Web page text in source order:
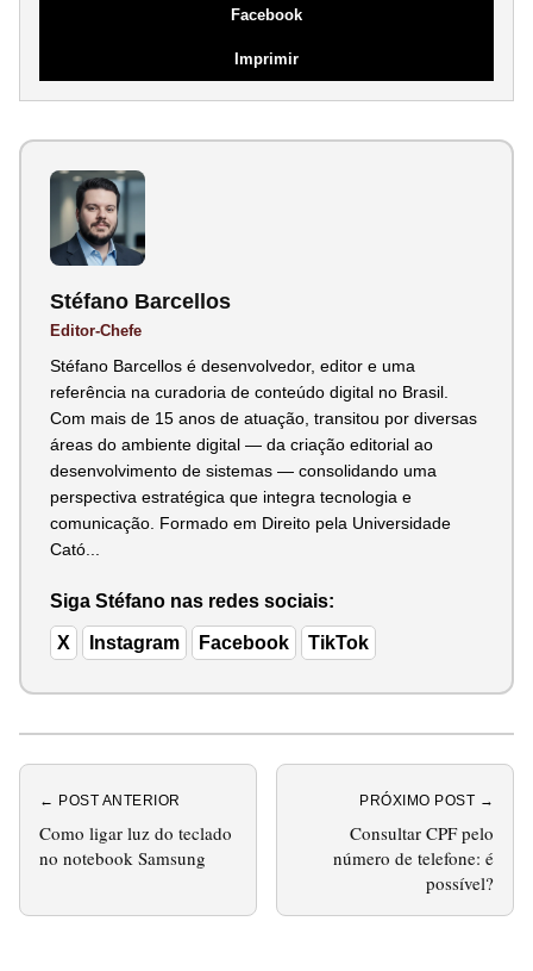
Facebook
Imprimir
Stéfano Barcellos
Editor-Chefe
Stéfano Barcellos é desenvolvedor, editor e uma
referência na curadoria de conteúdo digital no Brasil.
Com mais de 15 anos de atuação, transitou por diversas
áreas do ambiente digital — da criação editorial ao
desenvolvimento de sistemas — consolidando uma
perspectiva estratégica que integra tecnologia e
comunicação. Formado em Direito pela Universidade
Cató...
Siga Stéfano nas redes sociais:
X Instagram Facebook TikTok
← POST ANTERIOR
Como ligar luz do teclado
no notebook Samsung
PRÓXIMO POST →
Consultar CPF pelo
número de telefone: é
possível?